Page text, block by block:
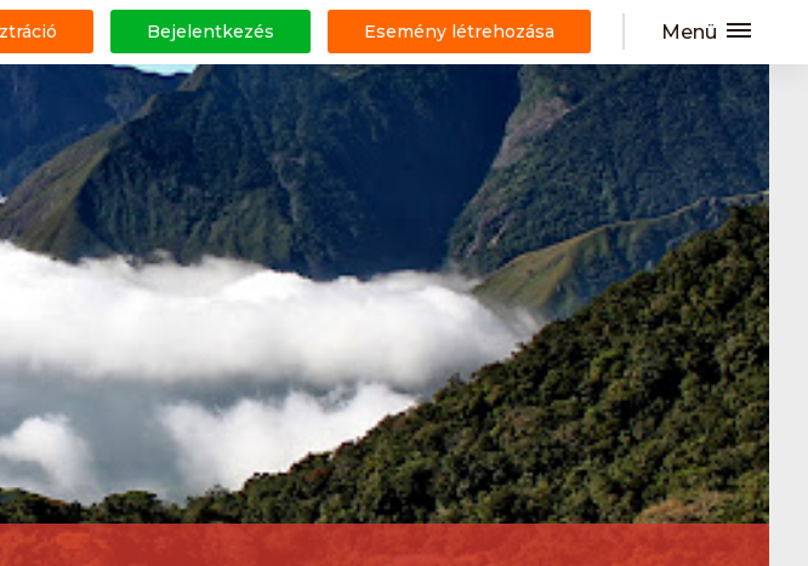
Bejelentkezés Esemény létrehozása Menü